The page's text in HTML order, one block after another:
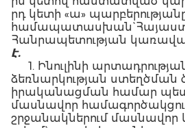
րդ կետի «ա»
համապատասխան`
Հանրապետության
է.
1. Ինուլինի
ձեռնարկության ստեղծման
իրականացման համար
մասնավոր
շրջանակներում